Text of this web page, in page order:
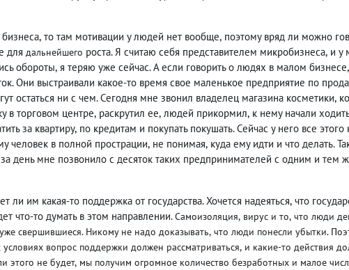
, то там мотивации у людей нет вообще, поэтому вряд ли можно
для дальнейшего роста. Я считаю себя представителем микробизнеса, и у
обороты, я теряю уже сейчас. А если говорить о людях в малом бизнесе,
Они выстраивали какое-то время свое маленькое предприятие по
остаться ни с чем. Сегодня мне звонил владелец магазина косметики,
в торговом центре, раскрутил ее, людей прикормил, к нему начали
за квартиру, по кредитам и покупать покушать. Сейчас у него все этого
человек в полной прострации, не понимая, куда ему идти и что делать.
день мне позвонило с десяток таких предпринимателей с одним и тем
ли им какая-то поддержка от государства. Хочется надеяться, что
что-то думать в этом направлении.Самоизоляция, вирус и то, что люди
свершившиеся. Никому не надо доказывать, что люди понесли убытки.
вопрос поддержки должен рассматриваться, и какие-то действия
этого не будет, мы получим огромное количество безработных и малое